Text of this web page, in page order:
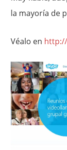
la mayoría de
Véalo en